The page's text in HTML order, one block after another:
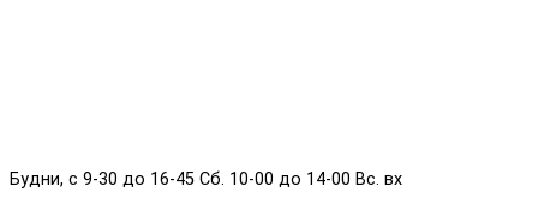
Будни, с 9-30 до 16-45 Сб. 10-00 до 14-00 Вс. вх